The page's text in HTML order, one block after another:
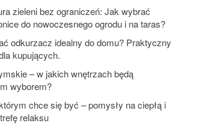
zieleni bez ograniczeń: Jak wybrać
do nowoczesnego ogrodu i na taras?
odkurzacz idealny do domu? Praktyczny
kupujących.
– w jakich wnętrzach będą
wyborem?
chce się być – pomysły na ciepłą i
relaksu